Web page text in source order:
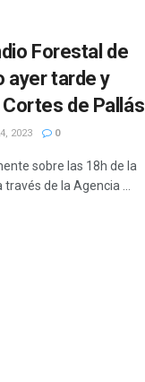
Forestal de
ayer tarde y
de Pallás
2023 0
sobre las 18h de la
de la Agencia ...